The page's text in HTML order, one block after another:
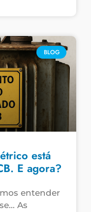
BLOG
está
E agora?
entender
As